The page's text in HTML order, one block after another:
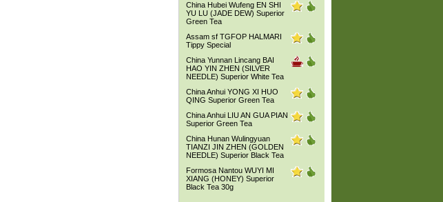
China Hubei Wufeng EN SHI
YU LU (JADE DEW) Superior
Green Tea
Assam sf TGFOP HALMARI
Tippy Special
China Yunnan Lincang BAI
HAO YIN ZHEN (SILVER
NEEDLE) Superior White Tea
China Anhui YONG XI HUO
QING Superior Green Tea
China Anhui LIU AN GUA PIAN
Superior Green Tea
China Hunan Wulingyuan
TIANZI JIN ZHEN (GOLDEN
NEEDLE) Superior Black Tea
Formosa Nantou WUYI MI
XIANG (HONEY) Superior
Black Tea 30g